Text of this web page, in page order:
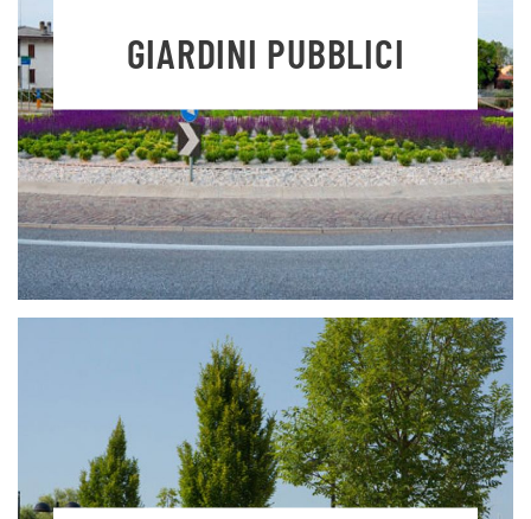
GIARDINI PUBBLICI